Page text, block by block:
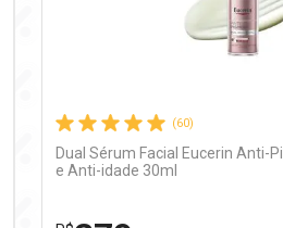
(60)
Dual Sérum Facial Eucerin Anti-
e Anti-idade 30ml